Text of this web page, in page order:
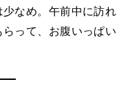
なめ。午前中に訪れ
って、お腹いっぱい